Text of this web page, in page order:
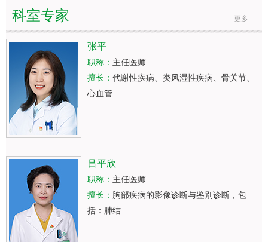
更多
科室专家
张平
职称： 主任医师
擅长： 代谢性疾病、类风湿性疾病、骨关节、
心血管…
吕平欣
职称： 主任医师
擅长： 胸部疾病的影像诊断与鉴别诊断，包
括：肺结…